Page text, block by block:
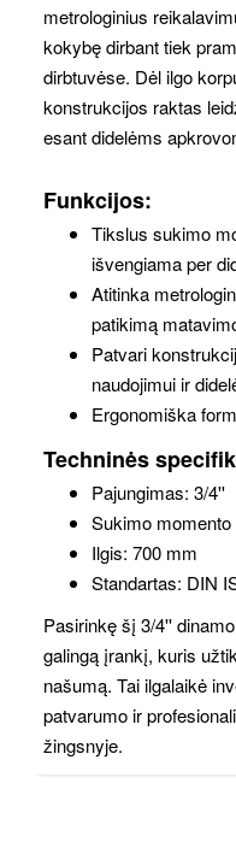
metrologinius
kokybę dirbant tiek
dirbtuvėse. Dėl ilgo
konstrukcijos raktas
esant didelėms
Funkcijos:
Tikslus sukimo
išvengiama per
Atitinka
patikimą
Patvari
naudojimui ir
Ergonomiška
Techninės
Pajungimas: 3/4''
Sukimo
Ilgis: 700 mm
Standartas: DIN
Pasirinkę šį 3/4''
galingą įrankį, kuris
našumą. Tai ilgalaikė
patvarumo ir
žingsnyje.